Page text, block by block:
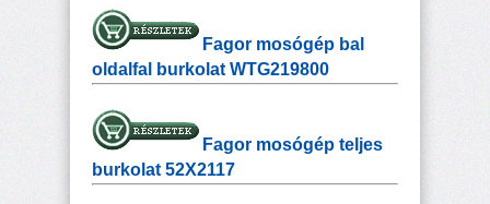
Fagor mosógép bal
oldalfal burkolat WTG219800
Fagor mosógép teljes
burkolat 52X2117